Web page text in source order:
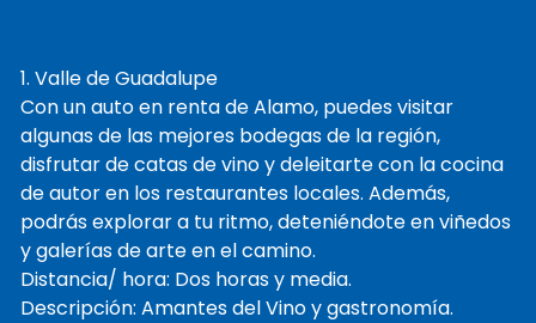
1. Valle de Guadalupe
Con un auto en renta de Alamo, puedes visitar
algunas de las mejores bodegas de la región,
disfrutar de catas de vino y deleitarte con la cocina
de autor en los restaurantes locales. Además,
podrás explorar a tu ritmo, deteniéndote en viñedos
y galerías de arte en el camino.
Distancia/ hora: Dos horas y media.
Descripción: Amantes del Vino y gastronomía.